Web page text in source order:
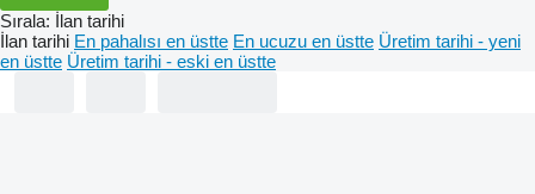
Sırala: İlan tarihi
İlan tarihi En pahalısı en üstte En ucuzu en üstte Üretim tarihi - yeni
en üstte Üretim tarihi - eski en üstte